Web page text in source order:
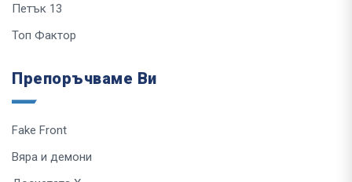
Петък 13
Топ Фактор
Препоръчваме Ви
Fake Front
Вяра и демони